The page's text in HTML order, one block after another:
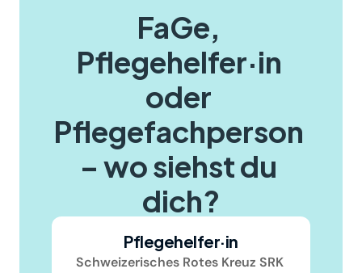
FaGe,
Pflegehelfer·in
oder
Pflegefachperson
– wo siehst du
dich?
Pflegehelfer·in
Schweizerisches Rotes Kreuz SRK